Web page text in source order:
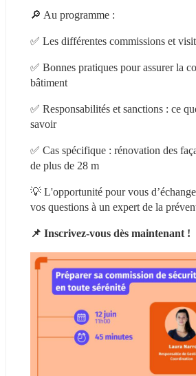
🔎 Au programme :
✅ Les différentes commissions et
✅ Bonnes pratiques pour assurer la
bâtiment
✅ Responsabilités et sanctions : ce
savoir
✅ Cas spécifique : rénovation des
de plus de 28 m
💡 L'opportunité pour vous
vos questions à un expert de la
📌 Inscrivez-vous dès maintenant !